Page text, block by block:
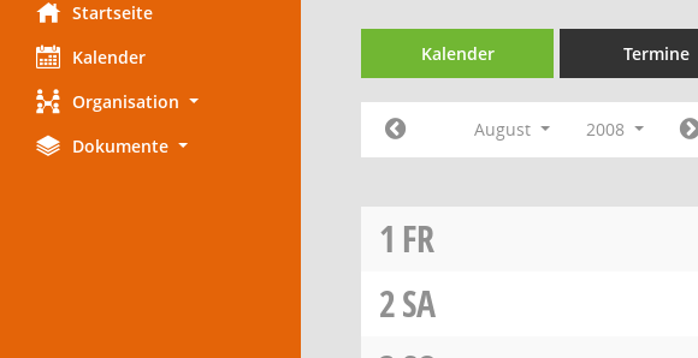
Startseite
Kalender
Organisation
Dokumente
Kalender Termine
August 2008
1 FR
2SA